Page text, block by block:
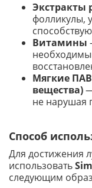
Экстракты
фолликулы,
Витамины
Мягкие
вещества)
не нарушая
Способ
Для достижения
использовать
следующим